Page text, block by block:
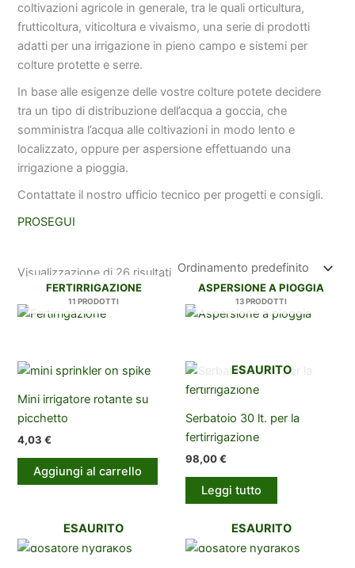
coltivazioni agricole in generale, tra le quali orticultura,
frutticoltura, viticoltura e vivaismo, una serie di prodotti
adatti per una irrigazione in pieno campo e sistemi per
colture protette e serre.
In base alle esigenze delle vostre colture potete decidere
tra un tipo di distribuzione dell’acqua a goccia, che
somministra l’acqua alle coltivazioni in modo lento e
localizzato, oppure per aspersione effettuando una
irrigazione a pioggia.
Contattate il nostro ufficio tecnico per progetti e consigli.
PROSEGUI
Visualizzazione di 26 risultati
FERTIRRIGAZIONE
11 PRODOTTI
ASPERSIONE A PIOGGIA
13 PRODOTTI
Mini irrigatore rotante su
picchetto
4,03€
Aggiungi al carrello
ESAURITO
Serbatoio 30 lt. per la
fertirrigazione
98,00€
Leggi tutto
ESAURITO ESAURITO